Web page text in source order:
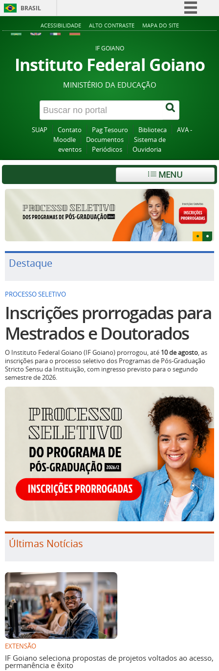
BRASIL
Simplifique!
Acesso à informação
Legislação
Canais
ACESSIBILIDADE ALTO CONTRASTE MAPA DO SITE
IF GOIANO
Instituto Federal Goiano
MINISTÉRIO DA EDUCAÇÃO
SUAP Contato Pag Tesouro Biblioteca
AVA -
Moodle
Documentos
Sistema de
eventos
Periódicos Ouvidoria
MENU
Destaque
PROCESSO SELETIVO
Inscrições prorrogadas para
Mestrados e Doutorados
O Instituto Federal Goiano (IF Goiano) prorrogou, até 10 de agosto, as
inscrições para o processo seletivo dos Programas de Pós-Graduação
Stricto Sensu da Instituição, com ingresso previsto para o segundo
semestre de 2026.
Últimas Notícias
EXTENSÃO
IF Goiano seleciona propostas de projetos voltados ao acesso,
permanência e êxito